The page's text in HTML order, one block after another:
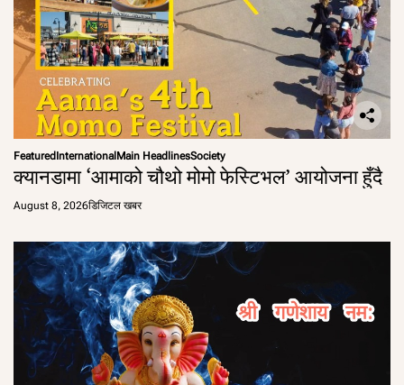
Featured International Main HeadlinesSociety
क्यानडामा ‘आमाको चौथो मोमो फेस्टिभल’ आयोजना हुँदै
August 8, 2026डिजिटल खबर